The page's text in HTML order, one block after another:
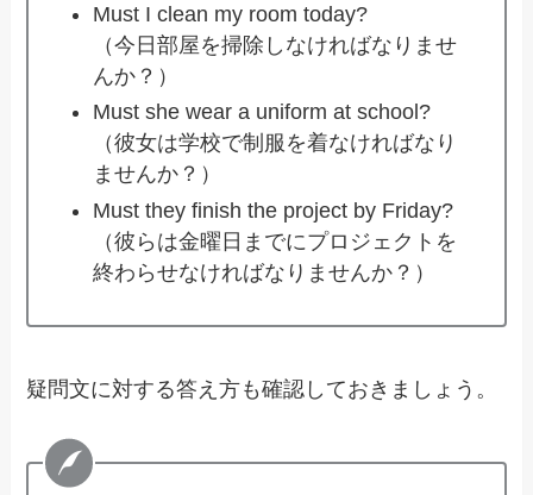
Must I clean my room today?
（今日部屋を掃除しなければなりませ
んか？）
Must she wear a uniform at school?
（彼女は学校で制服を着なければなり
ませんか？）
Must they finish the project by Friday?
（彼らは金曜日までにプロジェクトを
終わらせなければなりませんか？）
疑問文に対する答え方も確認しておきましょう。